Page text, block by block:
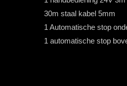
30m staal kabel 5mm
1 Automatische stop
1 automatische stop